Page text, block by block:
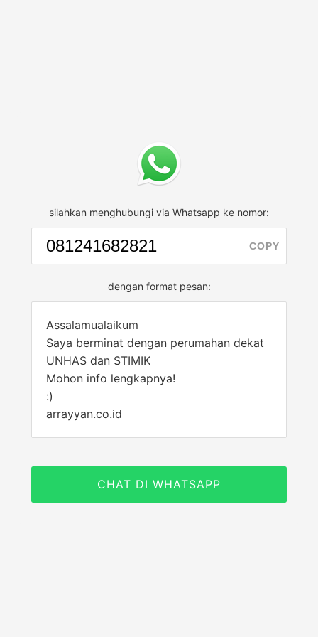
silahkan menghubungi via Whatsapp ke nomor:
COPY
dengan format pesan:
Assalamualaikum
Saya berminat dengan perumahan dekat
UNHAS dan STIMIK
Mohon info lengkapnya!
:)
arrayyan.co.id
CHAT DI WHATSAPP